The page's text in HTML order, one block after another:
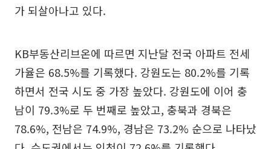
가 되살아나고 있다.
KB부동산리브온에 따르면 지난달 전국 아파트 전세
가율은 68.5%를 기록했다. 강원도는 80.2%를 기록
하면서 전국 시도 중 가장 높았다. 강원도에 이어 충
남이 79.3%로 두 번째로 높았고, 충북과 경북은
78.6%, 전남은 74.9%, 경남은 73.2% 순으로 나타났